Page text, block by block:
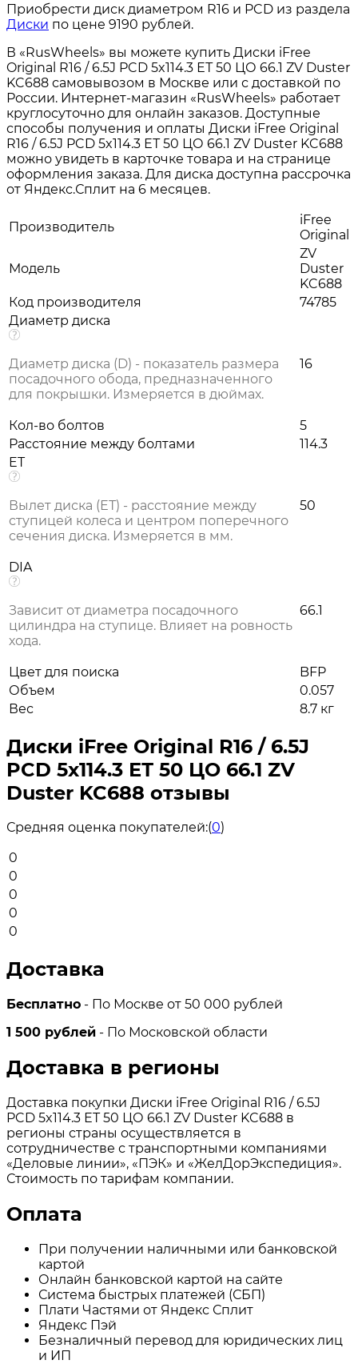
Приобрести диск диаметром R16 и PCD из раздела
Диски по цене 9190 рублей.
В «RusWheels» вы можете купить Диски iFree
Original R16 / 6.5J PCD 5x114.3 ЕТ 50 ЦО 66.1 ZV Duster
KC688 самовывозом в Москве или с доставкой по
России. Интернет-магазин «RusWheels» работает
круглосуточно для онлайн заказов. Доступные
способы получения и оплаты Диски iFree Original
R16 / 6.5J PCD 5x114.3 ЕТ 50 ЦО 66.1 ZV Duster KC688
можно увидеть в карточке товара и на странице
оформления заказа. Для диска доступна рассрочка
от Яндекс.Сплит на 6 месяцев.
Производитель
iFree
Original
Модель
ZV
Duster
KC688
Код производителя
74785
Диаметр диска
Диаметр диска (D) - показатель размера
посадочного обода, предназначенного
для покрышки. Измеряется в дюймах.
16
Кол-во болтов
5
Расстояние между болтами
114.3
ET
Вылет диска (ЕТ) - расстояние между
ступицей колеса и центром поперечного
сечения диска. Измеряется в мм.
50
DIA
Зависит от диаметра посадочного
цилиндра на ступице. Влияет на ровность
хода.
66.1
Цвет для поиска
BFP
Объем
0.057
Вес
8.7 кг
Диски iFree Original R16 / 6.5J
PCD 5x114.3 ЕТ 50 ЦО 66.1 ZV
Duster KC688 отзывы
Средняя оценка покупателей:(0)
0
0
0
0
0
Доставка
Бесплатно - По Москве от 50 000 рублей
1 500 рублей - По Московской области
Доставка в регионы
Доставка покупки Диски iFree Original R16 / 6.5J
PCD 5x114.3 ЕТ 50 ЦО 66.1 ZV Duster KC688 в
регионы страны осуществляется в
сотрудничестве с транспортными компаниями
«Деловые линии», «ПЭК» и «ЖелДорЭкспедиция».
Стоимость по тарифам компании.
Оплата
При получении наличными или банковской
картой
Онлайн банковской картой на сайте
Система быстрых платежей (СБП)
Плати Частями от Яндекс Сплит
Яндекс Пэй
Безналичный перевод для юридических лиц
и ИП